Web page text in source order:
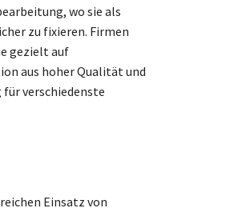
wo sie als
zu fixieren. Firmen
gezielt auf
aus hoher Qualität und
verschiedenste
Einsatz von